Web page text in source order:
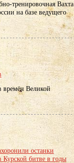
тренировочная Вахта
на базе ведущего
времён Великой
останки
битве в годы